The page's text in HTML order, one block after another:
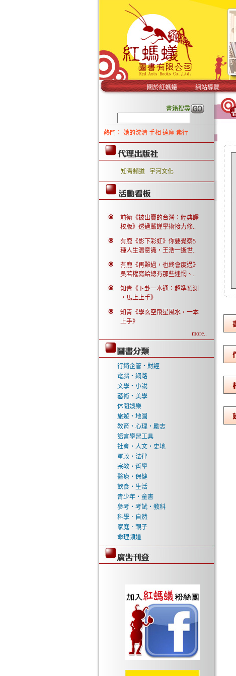
關於紅螞蟻 網站導覽
書籍搜尋
熱門： 她的沈清 手相 達摩 素行
知青頻道 宇河文化
前衛《被出賣的台灣：經典譯
校版》透過嚴謹學術接力修..
有鹿《影下彩虹》你要覺察5
種人生潛意識，王浩一逝世..
有鹿《再難過，也終會度過》
吳若權寫給總有那些迷惘、..
知青《卜卦一本通：超準預測
，馬上上手》
知青《學玄空飛星風水，一本
上手》
more..
行銷企管‧財經
電腦‧網路
文學‧小說
藝術‧美學
休閒娛樂
旅遊‧地圖
教育‧心理‧勵志
語言學習工具
社會‧人文‧史地
軍政‧法律
宗教‧哲學
醫療‧保健
飲食‧生活
青少年‧童書
參考‧考試‧教科
科學．自然
家庭．親子
命理頻道